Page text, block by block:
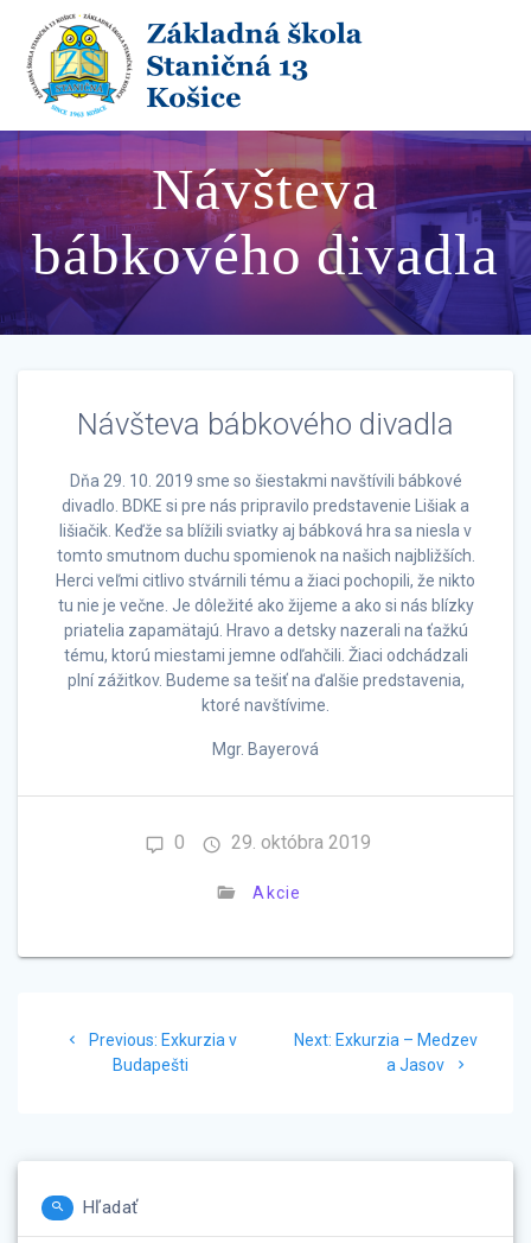
to
content
Návšteva
bábkového divadla
Návšteva bábkového divadla
Dňa 29. 10. 2019 sme so šiestakmi navštívili bábkové
divadlo. BDKE si pre nás pripravilo predstavenie Lišiak a
lišiačik. Keďže sa blížili sviatky aj bábková hra sa niesla v
tomto smutnom duchu spomienok na našich najbližších.
Herci veľmi citlivo stvárnili tému a žiaci pochopili, že nikto
tu nie je večne. Je dôležité ako žijeme a ako si nás blízky
priatelia zapamätajú. Hravo a detsky nazerali na ťažkú
tému, ktorú miestami jemne odľahčili. Žiaci odchádzali
plní zážitkov. Budeme sa tešiť na ďalšie predstavenia,
ktoré navštívime.
Mgr. Bayerová
0 29. októbra 2019
Akcie
Previous: Previous
post:
Exkurzia v
Budapešti
Next: Next
Exkurzia – Medzev
a Jasov
Hľadať